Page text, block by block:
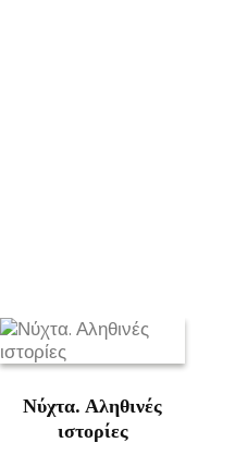
Νύχτα. Αληθινές
ιστορίες